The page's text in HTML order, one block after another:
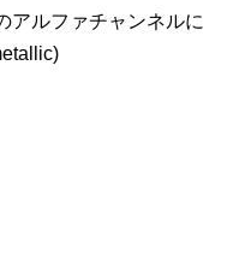
アルファチャンネルに